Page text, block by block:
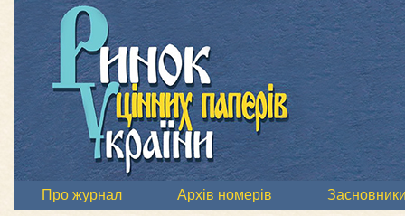
Про журнал Архів номерів